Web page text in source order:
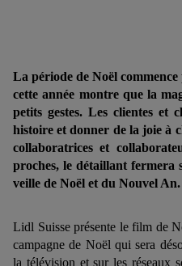
La période de Noël
cette année montre que la
petits gestes. Les clientes et
histoire et donner de la joie à
collaboratrices et
proches, le détaillant fermera
veille de Noël et du Nouvel An.
Lidl Suisse présente le film de
campagne de Noël qui sera
la télévision et sur les réseaux